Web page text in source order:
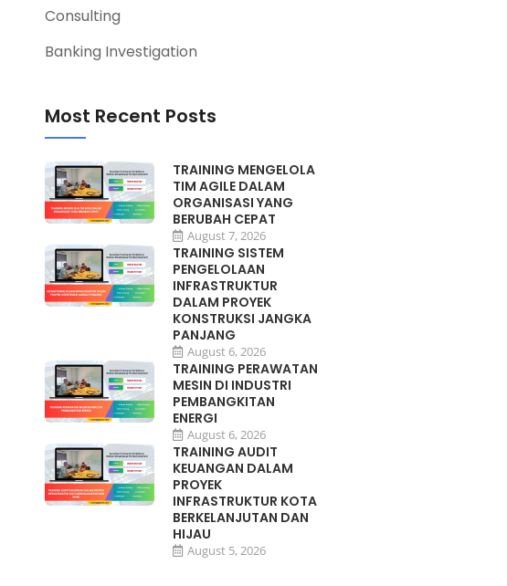
Consulting
Banking Investigation
Most Recent Posts
TRAINING MENGELOLA
TIM AGILE DALAM
ORGANISASI YANG
BERUBAH CEPAT
August 7, 2026
TRAINING SISTEM
PENGELOLAAN
INFRASTRUKTUR
DALAM PROYEK
KONSTRUKSI JANGKA
PANJANG
August 6, 2026
TRAINING PERAWATAN
MESIN DI INDUSTRI
PEMBANGKITAN
ENERGI
August 6, 2026
TRAINING AUDIT
KEUANGAN DALAM
PROYEK
INFRASTRUKTUR KOTA
BERKELANJUTAN DAN
HIJAU
August 5, 2026